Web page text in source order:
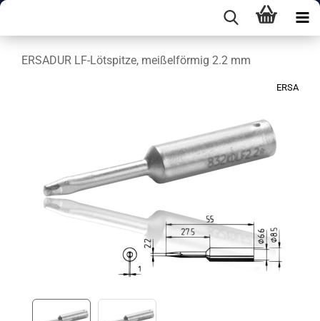
ERSADUR LF-Lötspitze, meißelförmig 2.2 mm
ERSA